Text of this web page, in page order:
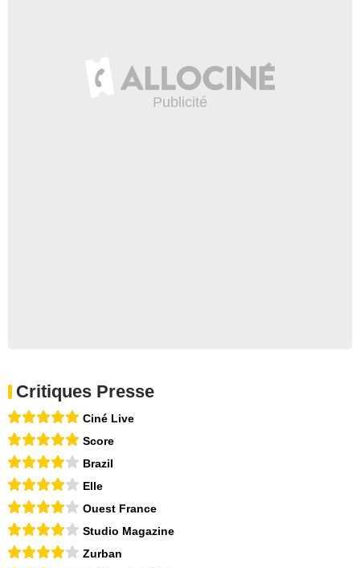
Critiques Presse
Ciné Live
Score
Brazil
Elle
Ouest France
Studio Magazine
Zurban